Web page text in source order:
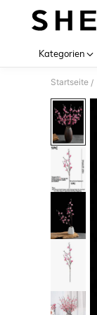
Kategorien
Startseite /